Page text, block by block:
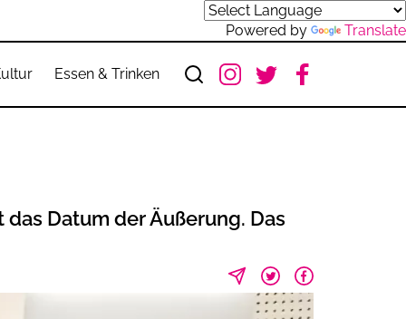
Powered by Translate
Essen & Trinken
Datum der Äußerung. Das